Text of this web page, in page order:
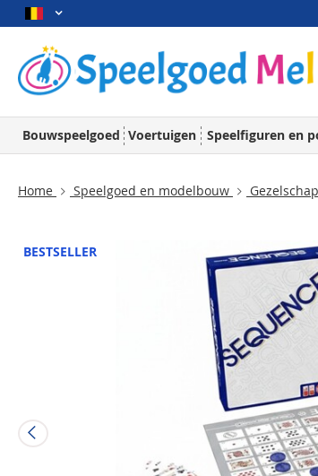
Bouwspeelgoed Voertuigen Speelfiguren en
Home Speelgoed en modelbouw
BESTSELLER